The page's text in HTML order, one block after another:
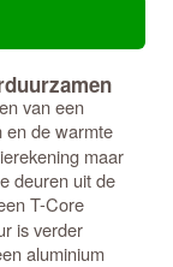
van een
en de warmte
maar
deuren uit de
T-Core
is verder
aluminium